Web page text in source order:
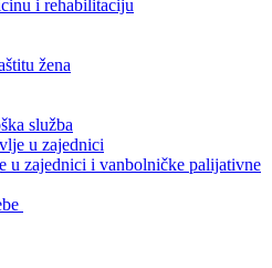
i rehabilitaciju
žena
služba
u zajednici
u zajednici i vanbolničke palijativne